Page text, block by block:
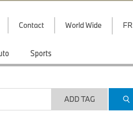
Contact World Wide FR
Sports
ADD TAG